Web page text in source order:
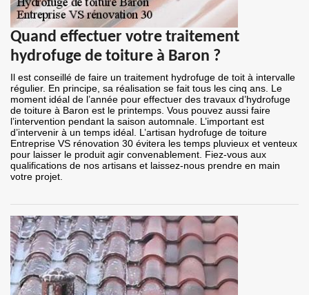
Quand effectuer votre traitement
hydrofuge de toiture à Baron ?
Il est conseillé de faire un traitement hydrofuge de toit à intervalle
régulier. En principe, sa réalisation se fait tous les cinq ans. Le
moment idéal de l’année pour effectuer des travaux d’hydrofuge
de toiture à Baron est le printemps. Vous pouvez aussi faire
l’intervention pendant la saison automnale. L’important est
d’intervenir à un temps idéal. L’artisan hydrofuge de toiture
Entreprise VS rénovation 30 évitera les temps pluvieux et venteux
pour laisser le produit agir convenablement. Fiez-vous aux
qualifications de nos artisans et laissez-nous prendre en main
votre projet.